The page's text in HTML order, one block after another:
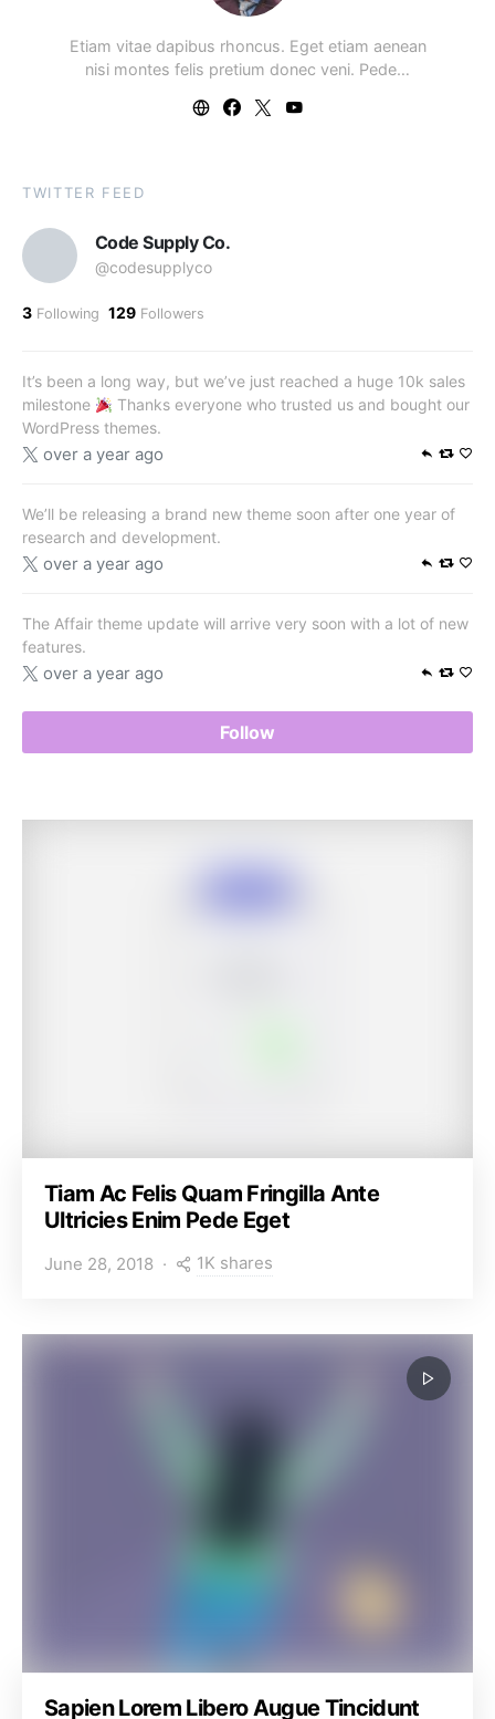
Etiam vitae dapibus rhoncus. Eget etiam aenean
nisi montes felis pretium donec veni. Pede…
TWITTER FEED
Code Supply Co.
@codesupplyco
3 Following 129 Followers
It’s been a long way, but we’ve just reached a huge 10k sales
milestone
Thanks everyone who trusted us and bought our
WordPress themes.
over a year ago
We’ll be releasing a brand new theme soon after one year of
research and development.
over a year ago
The Affair theme update will arrive very soon with a lot of new
features.
over a year ago
Follow
Tiam Ac Felis Quam Fringilla Ante
Ultricies Enim Pede Eget
June 28, 2018 1K shares
Sapien Lorem Libero Augue Tincidunt